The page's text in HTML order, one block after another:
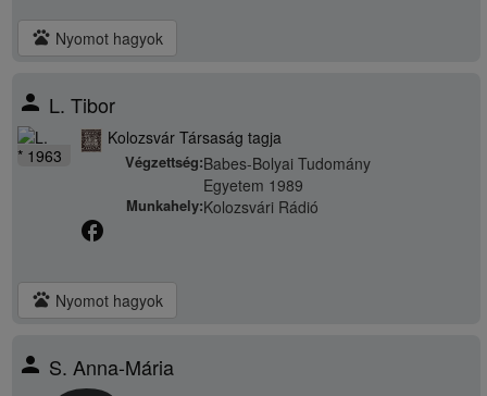
pets Nyomot hagyok
person L. Tibor
* 1963
Kolozsvár Társaság tagja
Végzettség:Babes-Bolyai Tudomány
Egyetem 1989
Munkahely:Kolozsvári Rádió
facebook
pets Nyomot hagyok
person S. Anna-Mária